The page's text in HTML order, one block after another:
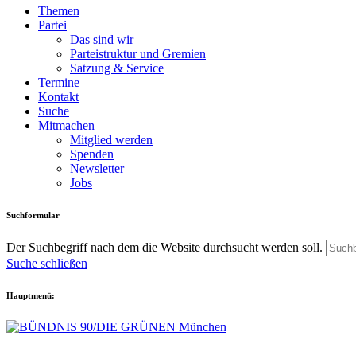
Themen
Partei
Das sind wir
Parteistruktur und Gremien
Satzung & Service
Termine
Kontakt
Suche
Mitmachen
Mitglied werden
Spenden
Newsletter
Jobs
Suchformular
Der Suchbegriff nach dem die Website durchsucht werden soll.
Suche schließen
Hauptmenü: